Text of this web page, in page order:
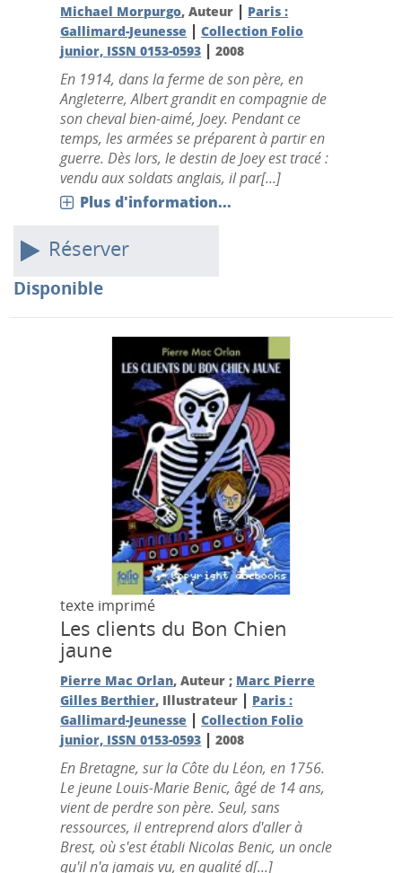
Michael Morpurgo, Auteur | Paris :
Gallimard-Jeunesse |Collection Folio
junior, ISSN 0153-0593 |2008
En 1914, dans la ferme de son père, en
Angleterre, Albert grandit en compagnie de
son cheval bien-aimé, Joey. Pendant ce
temps, les armées se préparent à partir en
guerre. Dès lors, le destin de Joey est tracé :
vendu aux soldats anglais, il par[...]
Plus d'information...
Réserver
Disponible
texte imprimé
Les clients du Bon Chien
jaune
Pierre Mac Orlan, Auteur ; Marc Pierre
Gilles Berthier, Illustrateur | Paris :
Gallimard-Jeunesse |Collection Folio
junior, ISSN 0153-0593 |2008
En Bretagne, sur la Côte du Léon, en 1756.
Le jeune Louis-Marie Benic, âgé de 14 ans,
vient de perdre son père. Seul, sans
ressources, il entreprend alors d'aller à
Brest, où s'est établi Nicolas Benic, un oncle
qu'il n'a jamais vu, en qualité d[...]